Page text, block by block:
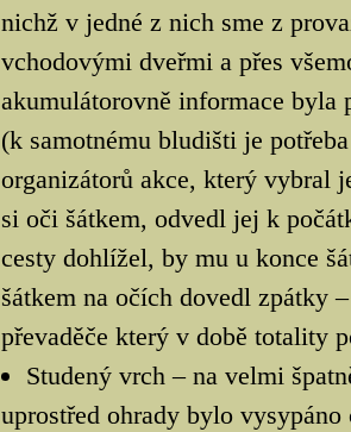
nichž v jedné z nich sme z
vchodovými dveřmi a přes
akumulátorovně informace byla
(k samotnému bludišti je
organizátorů akce, který vybral
si oči šátkem, odvedl jej k
cesty dohlížel, by mu u konce
šátkem na očích dovedl zpátky
převaděče který v době totality
Studený vrch – na velmi
uprostřed ohrady bylo